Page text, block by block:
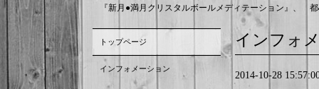
『新月●満月クリスタルボールメディテーション』、
インフォ
2014-10-28
トップページ
インフォメーション